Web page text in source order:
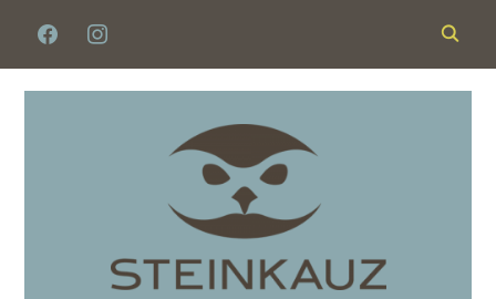
FACEBOOKINSTAGRAM